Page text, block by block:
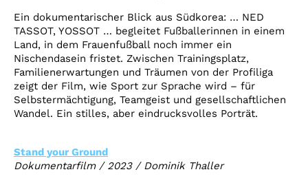
Ein dokumentarischer Blick aus Südkorea: … NED
TASSOT, YOSSOT … begleitet Fußballerinnen in einem
Land, in dem Frauenfußball noch immer ein
Nischendasein fristet. Zwischen Trainingsplatz,
Familienerwartungen und Träumen von der Profiliga
zeigt der Film, wie Sport zur Sprache wird – für
Selbstermächtigung, Teamgeist und gesellschaftlichen
Wandel. Ein stilles, aber eindrucksvolles Porträt.
Stand your Ground
Dokumentarfilm / 2023 / Dominik Thaller